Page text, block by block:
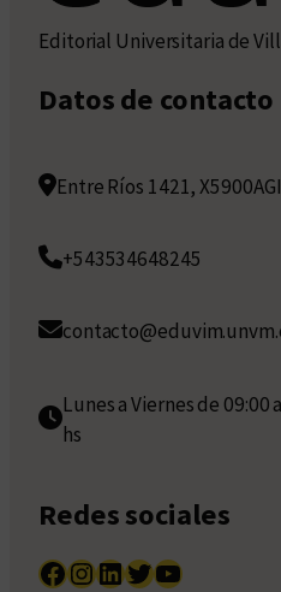
Editorial Universitaria de
Datos de contacto
Entre Ríos 1421,
+543534648245
Lunes a Viernes de 09:00
hs
Redes sociales
Facebook InstagramLinkedIn Twitter YouTube